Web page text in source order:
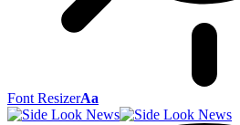
Font ResizerAa